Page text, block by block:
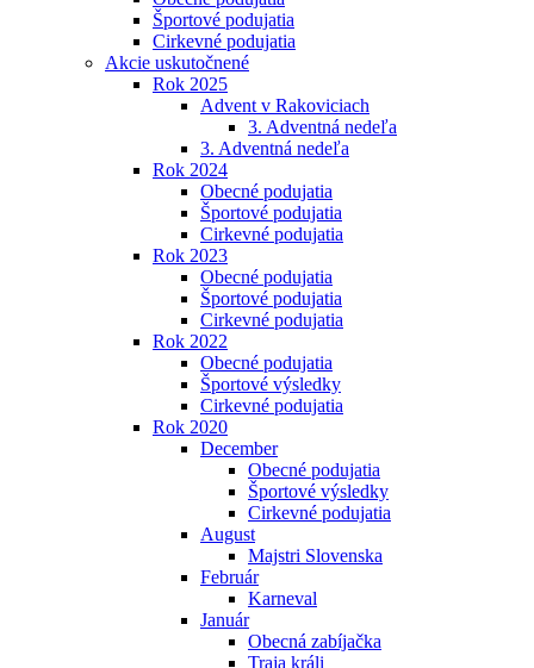
Športové podujatia
Cirkevné podujatia
Akcie uskutočnené
Rok 2025
Advent v Rakoviciach
3. Adventná nedeľa
3. Adventná nedeľa
Rok 2024
Obecné podujatia
Športové podujatia
Cirkevné podujatia
Rok 2023
Obecné podujatia
Športové podujatia
Cirkevné podujatia
Rok 2022
Obecné podujatia
Športové výsledky
Cirkevné podujatia
Rok 2020
December
Obecné podujatia
Športové výsledky
Cirkevné podujatia
August
Majstri Slovenska
Február
Karneval
Január
Obecná zabíjačka
Traja králi